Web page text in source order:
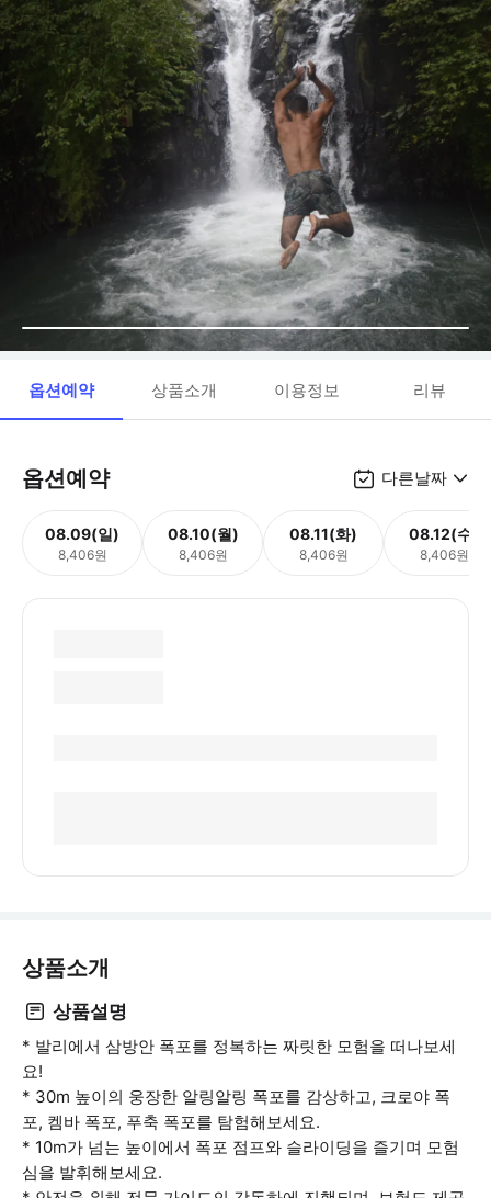
옵션예약 상품소개 이용정보 리뷰
옵션예약 다른날짜
08.09(일)
8,406원
08.10(월)
8,406원
08.11(화)
8,406원
08.12(수)
8,406원
상품소개
상품설명
* 발리에서 삼방안 폭포를 정복하는 짜릿한 모험을 떠나보세
요!
* 30m 높이의 웅장한 알링알링 폭포를 감상하고, 크로야 폭
포, 켐바 폭포, 푸축 폭포를 탐험해보세요.
* 10m가 넘는 높이에서 폭포 점프와 슬라이딩을 즐기며 모험
심을 발휘해보세요.